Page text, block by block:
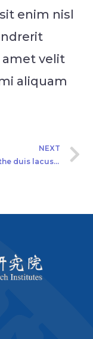
enim nisl
amet velit
aliquam
NEXT
Exploring the duis lacus turpis faucibus